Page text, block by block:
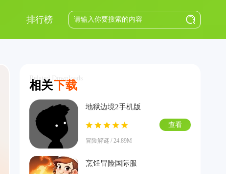
排行榜
相关下载
Related Downloads
地狱边境2手机版
冒险解谜 / 24.89M
查看
烹饪冒险国际服